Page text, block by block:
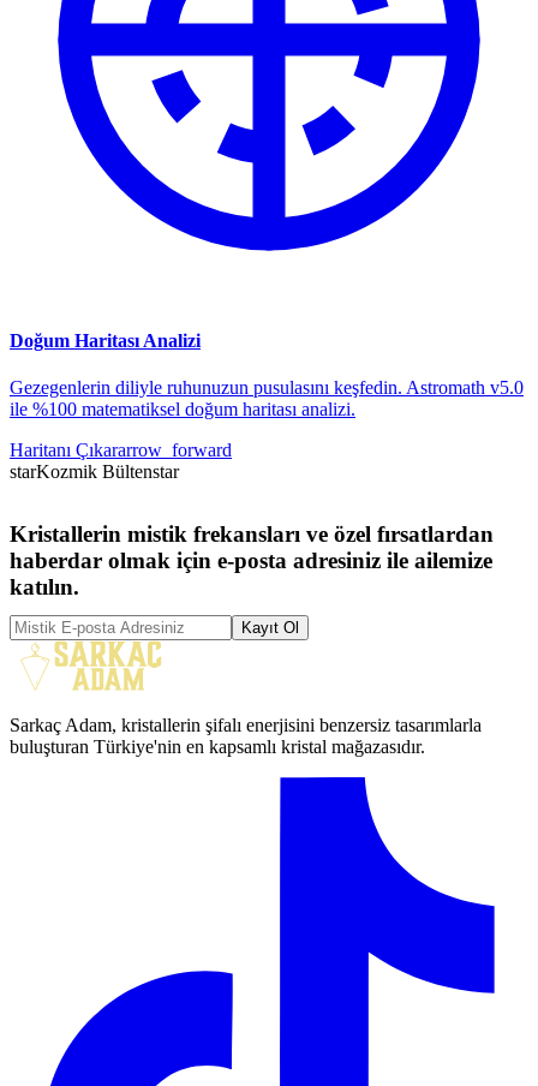
Doğum Haritası Analizi
Gezegenlerin diliyle ruhunuzun pusulasını keşfedin. Astromath v5.0
ile %100 matematiksel doğum haritası analizi.
Haritanı Çıkararrow_forward
starKozmik Bültenstar
Kristallerin mistik frekansları ve özel fırsatlardan
haberdar olmak için e-posta adresiniz ile ailemize
katılın.
Kayıt Ol
Sarkaç Adam, kristallerin şifalı enerjisini benzersiz tasarımlarla
buluşturan Türkiye'nin en kapsamlı kristal mağazasıdır.